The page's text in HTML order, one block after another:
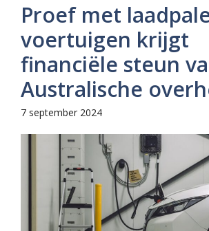
Proef met
voertuigen krijgt
financiële steun
Australische
7 september 2024